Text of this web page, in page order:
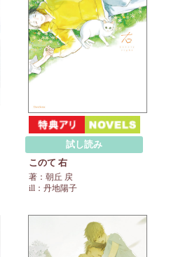
試し読み
このて 右
著：朝丘 戻
ill：丹地陽子